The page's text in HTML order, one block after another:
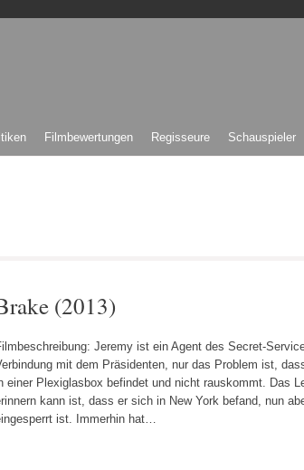
Filmbewertungen Regisseure Schauspieler
(2013)
Jeremy ist ein Agent des Secret-
mit dem Präsidenten, nur das Problem ist,
einer Plexiglasbox befindet und nicht rauskommt. Das
kann ist, dass er sich in New York befand, nun
ist. Immerhin hat…